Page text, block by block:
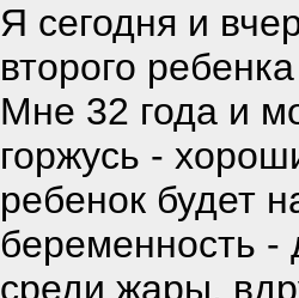
Я сегодня и
второго
Мне 32 года и
горжусь -
ребенок будет
беременность -
среди жары,